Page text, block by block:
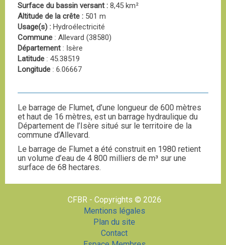
Surface du bassin versant : 8,45 km²
Altitude de la crête : 501 m
Usage(s) : Hydroélectricité
Commune : Allevard (38580)
Département: Isère
Latitude : 45.38519
Longitude : 6.06667
Le barrage de Flumet, d’une longueur de 600 mètres
et haut de 16 mètres, est un barrage hydraulique du
Département de l’Isère situé sur le territoire de la
commune d’Allevard.
Le barrage de Flumet a été construit en 1980 retient
un volume d’eau de 4 800 milliers de m³ sur une
surface de 68 hectares.
CFBR - Copyrights © 2026
Mentions légales
Plan du site
Contact